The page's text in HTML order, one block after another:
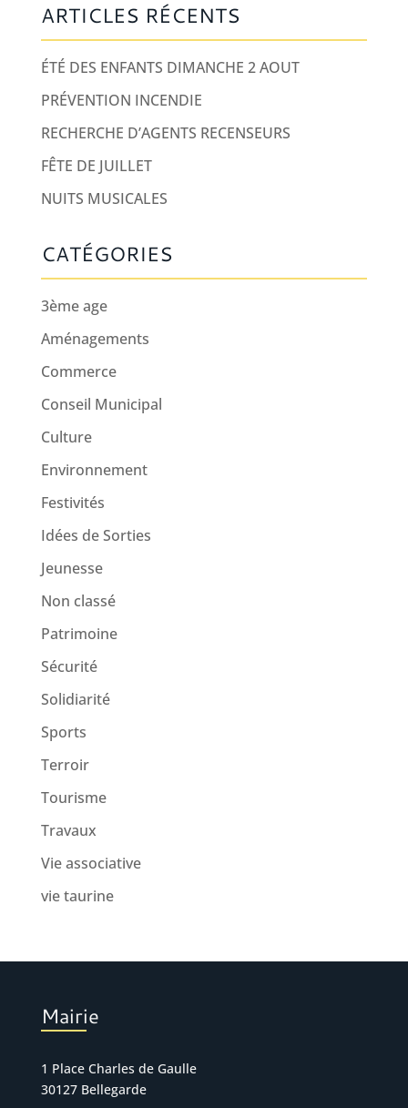
ARTICLES RÉCENTS
ÉTÉ DES ENFANTS DIMANCHE 2 AOUT
PRÉVENTION INCENDIE
RECHERCHE D’AGENTS RECENSEURS
FÊTE DE JUILLET
NUITS MUSICALES
CATÉGORIES
3ème age
Aménagements
Commerce
Conseil Municipal
Culture
Environnement
Festivités
Idées de Sorties
Jeunesse
Non classé
Patrimoine
Sécurité
Solidiarité
Sports
Terroir
Tourisme
Travaux
Vie associative
vie taurine
Mairie
1 Place Charles de Gaulle
30127 Bellegarde